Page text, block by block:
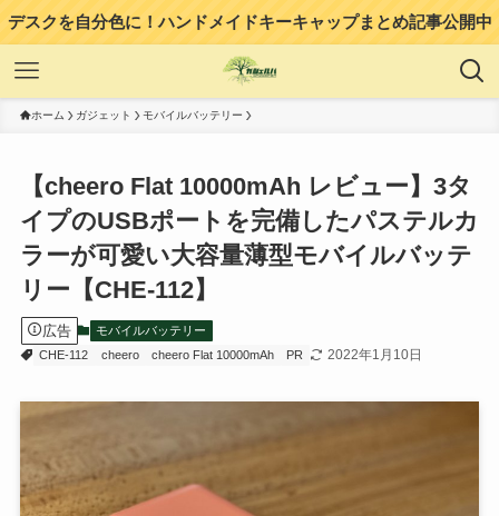
デスクを自分色に！ハンドメイドキーキャップまとめ記事公開中
ホーム ガジェット モバイルバッテリー
【cheero Flat 10000mAh レビュー】3タ
イプのUSBポートを完備したパステルカ
ラーが可愛い大容量薄型モバイルバッテ
リー【CHE-112】
広告
モバイルバッテリー
CHE-112
cheero cheero Flat 10000mAh PR 2022年1月10日